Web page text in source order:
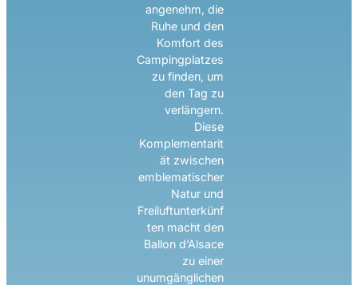
angenehm, die
Ruhe und den
Komfort des
Campingplatzes
zu finden, um
den Tag zu
verlängern.
Diese
Komplementarit
ät zwischen
emblematischer
Natur und
Freiluftunterkünf
ten macht den
Ballon d’Alsace
zu einer
unumgänglichen